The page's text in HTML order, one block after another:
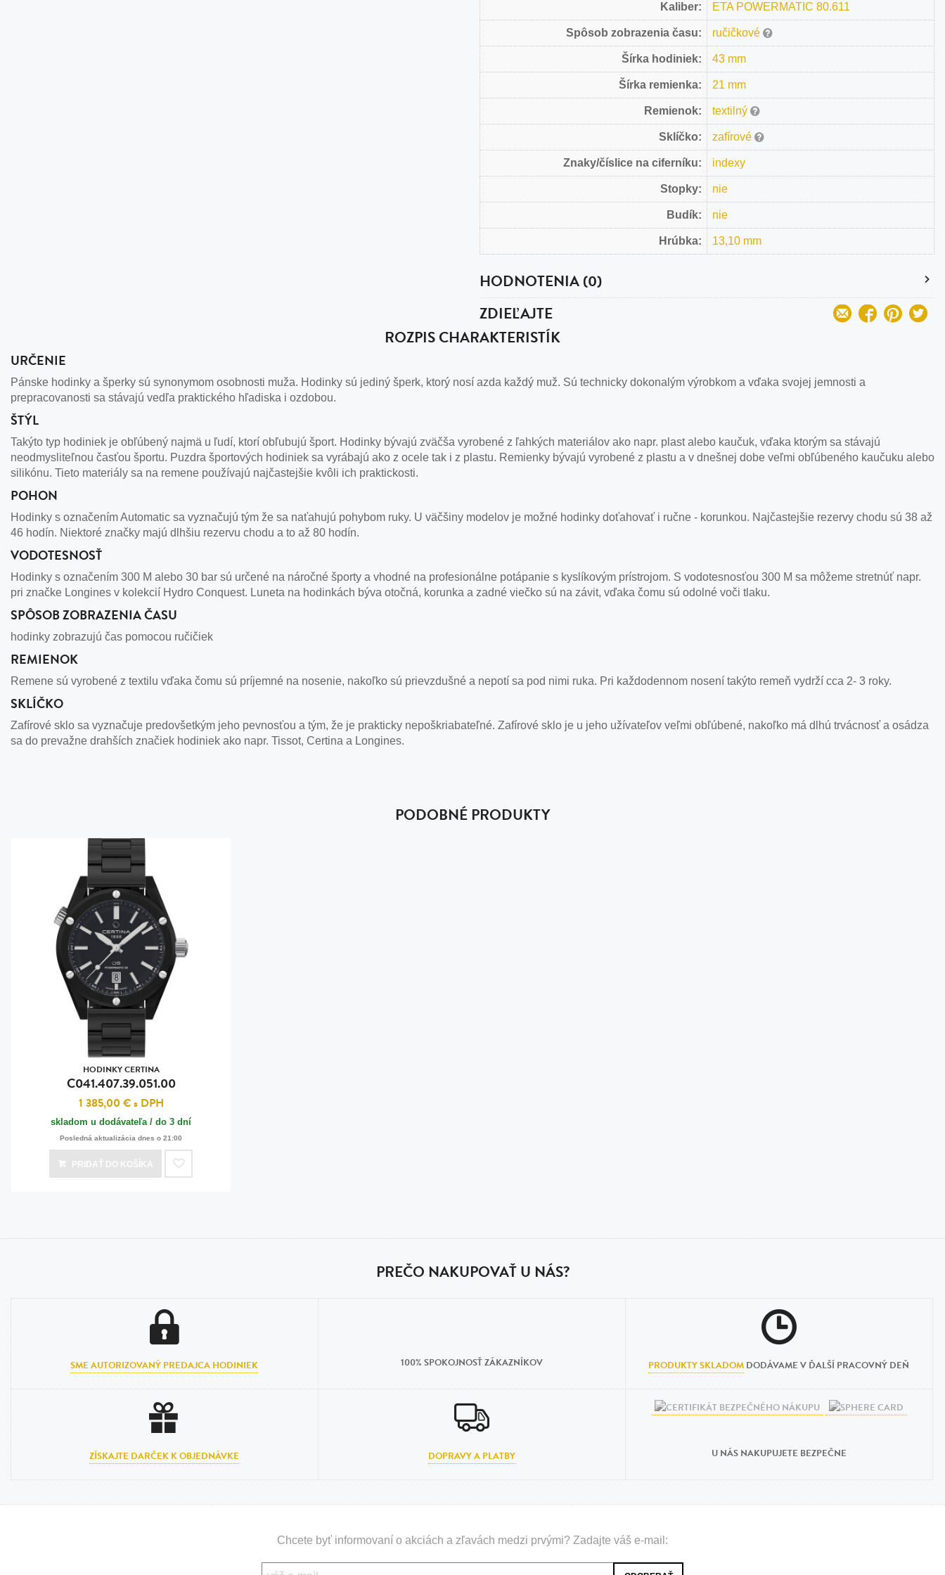
Kaliber: ETA POWERMATIC 80.611
Spôsob zobrazenia času: ručičkové
Šírka hodiniek: 43 mm
Šírka remienka: 21 mm
Remienok: textilný
Sklíčko: zafírové
Znaky/číslice na ciferníku: indexy
Stopky: nie
Budík: nie
Hrúbka: 13,10 mm
HODNOTENIA (0)
ZDIEĽAJTE
ROZPIS CHARAKTERISTÍK
URČENIE
Pánske hodinky a šperky sú synonymom osobnosti muža. Hodinky sú jediný šperk, ktorý nosí azda každý muž. Sú technicky dokonalým výrobkom a vďaka svojej jemnosti a
prepracovanosti sa stávajú vedľa praktického hľadiska i ozdobou.
ŠTÝL
Takýto typ hodiniek je obľúbený najmä u ľudí, ktorí obľubujú šport. Hodinky bývajú zväčša vyrobené z ľahkých materiálov ako napr. plast alebo kaučuk, vďaka ktorým sa stávajú
neodmysliteľnou časťou športu. Puzdra športových hodiniek sa vyrábajú ako z ocele tak i z plastu. Remienky bývajú vyrobené z plastu a v dnešnej dobe veľmi obľúbeného kaučuku alebo
silikónu. Tieto materiály sa na remene používajú najčastejšie kvôli ich praktickosti.
POHON
Hodinky s označením Automatic sa vyznačujú tým že sa naťahujú pohybom ruky. U väčšiny modelov je možné hodinky doťahovať i ručne - korunkou. Najčastejšie rezervy chodu sú 38 až
46 hodín. Niektoré značky majú dlhšiu rezervu chodu a to až 80 hodín.
VODOTESNOSŤ
Hodinky s označením 300 M alebo 30 bar sú určené na náročné športy a vhodné na profesionálne potápanie s kyslíkovým prístrojom. S vodotesnosťou 300 M sa môžeme stretnúť napr.
pri značke Longines v kolekcií Hydro Conquest. Luneta na hodinkách býva otočná, korunka a zadné viečko sú na závit, vďaka čomu sú odolné voči tlaku.
SPÔSOB ZOBRAZENIA ČASU
hodinky zobrazujú čas pomocou ručičiek
REMIENOK
Remene sú vyrobené z textilu vďaka čomu sú príjemné na nosenie, nakoľko sú prievzdušné a nepotí sa pod nimi ruka. Pri každodennom nosení takýto remeň vydrží cca 2- 3 roky.
SKLÍČKO
Zafírové sklo sa vyznačuje predovšetkým jeho pevnosťou a tým, že je prakticky nepoškriabateľné. Zafírové sklo je u jeho užívateľov veľmi obľúbené, nakoľko má dlhú trvácnosť a osádza
sa do prevažne drahších značiek hodiniek ako napr. Tissot, Certina a Longines.
PODOBNÉ PRODUKTY
HODINKY CERTINA
C041.407.39.051.00
1 385,00 €s DPH
skladom u dodávateľa / do 3 dní
Posledná aktualizácia dnes o 21:00
PRIDAŤ DO KOŠÍKA
PREČO NAKUPOVAŤ U NÁS?
SME AUTORIZOVANÝ PREDAJCA HODINIEK 100% SPOKOJNOSŤ ZÁKAZNÍKOV PRODUKTY SKLADOM DODÁVAME V ĎALŠÍ PRACOVNÝ DEŇ
ZÍSKAJTE DARČEK K OBJEDNÁVKE DOPRAVY A PLATBY U NÁS NAKUPUJETE BEZPEČNE
Chcete byť informovaní o akciách a zľavách medzi prvými? Zadajte váš e-mail: